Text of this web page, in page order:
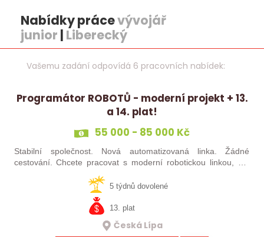
Nabídky prácevývojář
junior | Liberecký
Vašemu zadání odpovídá 6 pracovních nabídek:
Programátor ROBOTŮ - moderní projekt + 13.
a 14. plat!
55 000 - 85 000 Kč
Stabilní společnost. Nová automatizovaná linka. Žádné
cestování. Chcete pracovat s moderní robotickou linkou, ale
nechcete být pořád na cestách? Hledáme zkušené robotiky i
šikovné absolventy…
5 týdnů dovolené
13. plat
Česká Lípa